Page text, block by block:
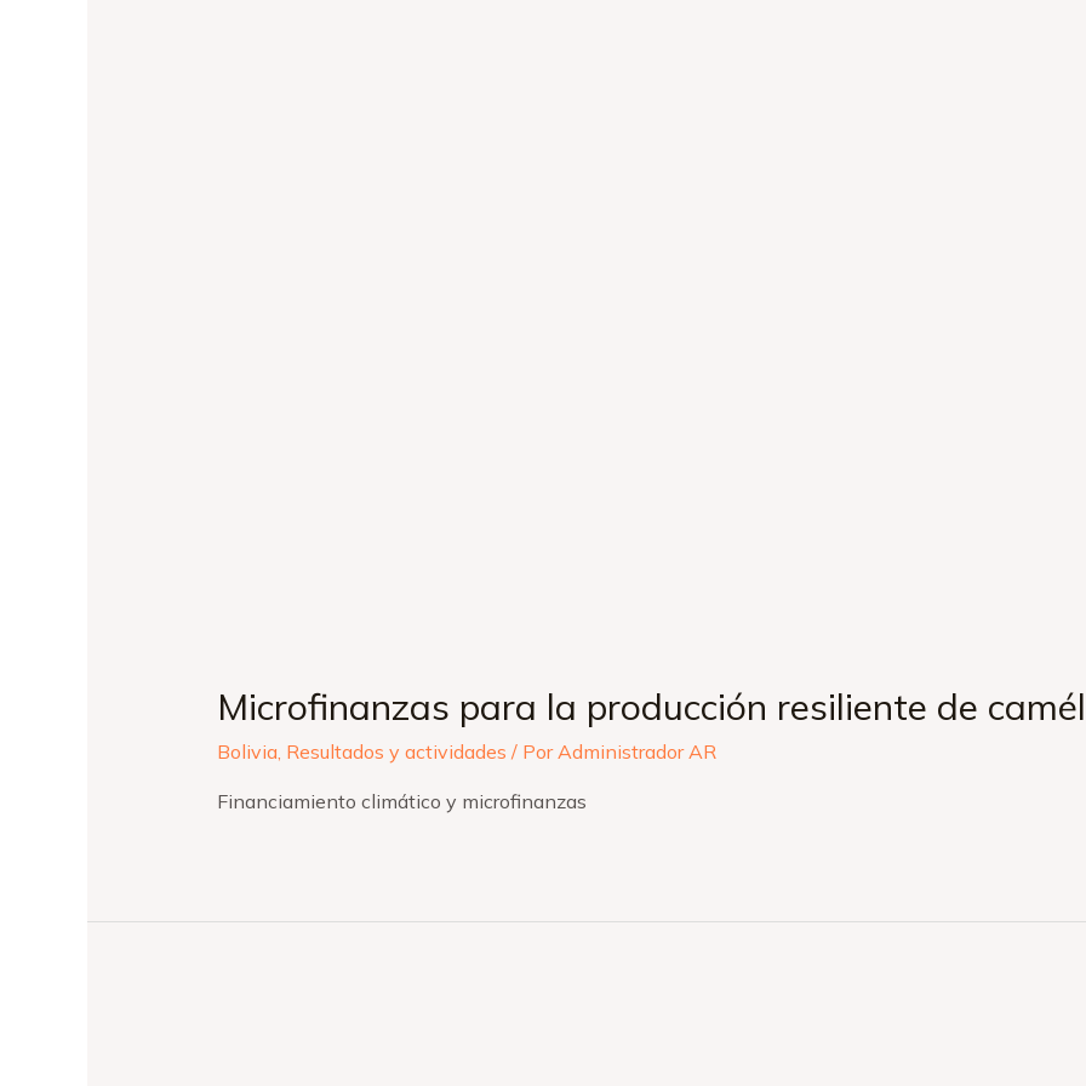
Microfinanzas para la producción resiliente de
Bolivia, Resultados y actividades / Por Administrador AR
Financiamiento climático y microfinanzas